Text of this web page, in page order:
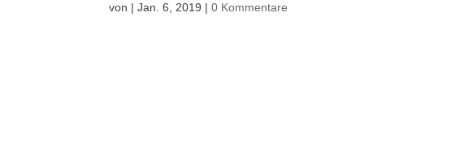
von |Jan. 6, 2019 |0 Kommentare